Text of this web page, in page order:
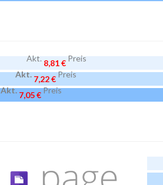
Akt.8,81 €Preis
Akt.7,22 €Preis
Akt.7,05 €Preis
Akt.
17,53 €Preis